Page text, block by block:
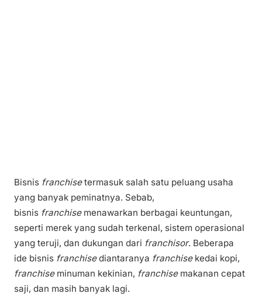
Bisnis franchise termasuk salah satu peluang usaha
yang banyak peminatnya. Sebab,
bisnis franchisemenawarkan berbagai keuntungan,
seperti merek yang sudah terkenal, sistem operasional
yang teruji, dan dukungan dari franchisor. Beberapa
ide bisnis franchisediantaranya franchise kedai kopi,
franchise minuman kekinian, franchise makanan cepat
saji, dan masih banyak lagi.